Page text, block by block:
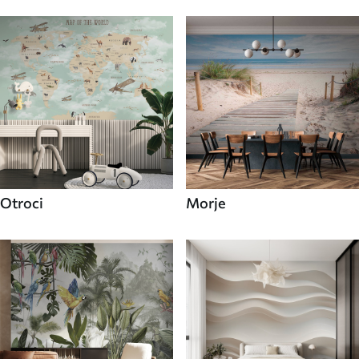
Otroci Morje